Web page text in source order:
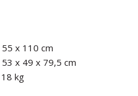
x 110 cm
x 49 x 79,5 cm
kg